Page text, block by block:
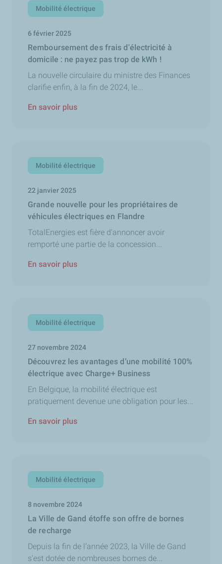
Mobilité électrique
6 février 2025
Remboursement des frais d'électricité à
domicile : ne payez pas trop de kWh !
La nouvelle circulaire du ministre des Finances
clarifie enfin, à la fin de 2024, le...
En savoir plus
Mobilité électrique
22 janvier 2025
Grande nouvelle pour les propriétaires de
véhicules électriques en Flandre
TotalEnergies est fière d'annoncer avoir
remporté une partie de la concession...
En savoir plus
Mobilité électrique
27 novembre 2024
Découvrez les avantages d’une mobilité 100%
électrique avec Charge+ Business
En Belgique, la mobilité électrique est
pratiquement devenue une obligation pour les...
En savoir plus
Mobilité électrique
8 novembre 2024
La Ville de Gand étoffe son offre de bornes
de recharge
Depuis la fin de l’année 2023, la Ville de Gand
s'est dotée de nombreuses bornes de...